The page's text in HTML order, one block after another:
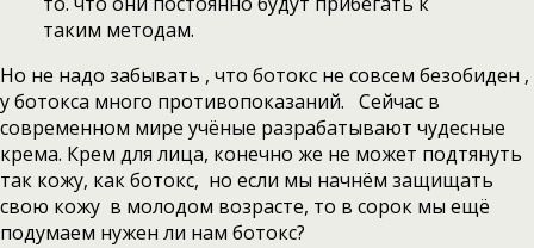
таким методам.
Но не надо забывать , что ботокс не совсем безобиден ,
у ботокса много противопоказаний. Сейчас в
современном мире учёные разрабатывают чудесные
крема. Крем для лица, конечно же не может подтянуть
так кожу, как ботокс, но если мы начнём защищать
свою кожу в молодом возрасте, то в сорок мы ещё
подумаем нужен ли нам ботокс?